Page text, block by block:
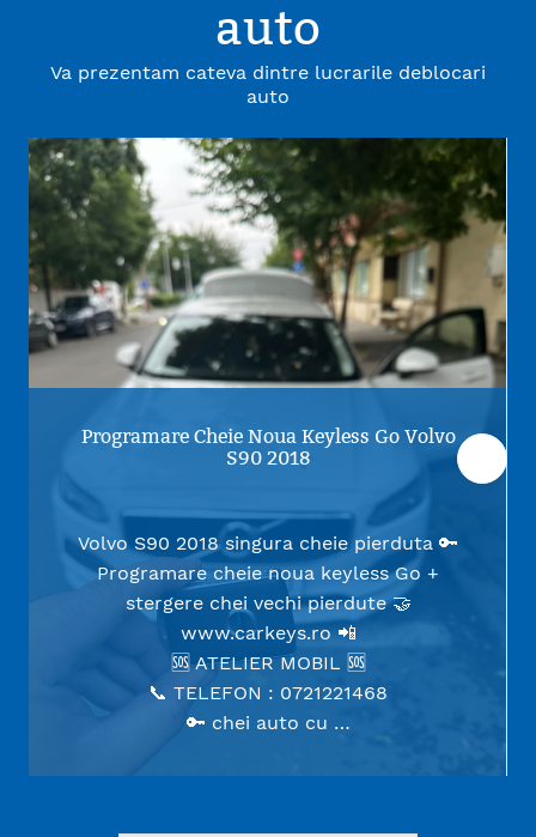
auto
Va prezentam cateva dintre lucrarile deblocari
auto
Programare Cheie Noua Keyless Go Volvo
S90 2018
Volvo S90 2018 singura cheie pierduta 🔑
Programare cheie noua keyless Go +
stergere chei vechi pierdute 🤝
www.carkeys.ro📲
🆘 ATELIER MOBIL 🆘
📞 TELEFON : 0721221468
🔑 chei auto cu …